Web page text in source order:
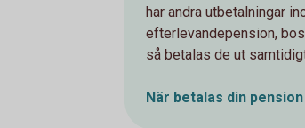
har andra utbetalningar
efterlevandepension,
så betalas de ut
När betalas din